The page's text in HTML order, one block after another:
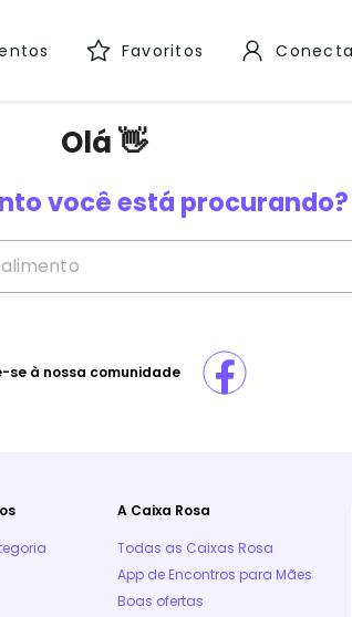
Favoritos
Olá 👋
você está procurando?
se à nossa comunidade
A Caixa Rosa
Todas as Caixas Rosa
App de Encontros para Mães
Boas ofertas